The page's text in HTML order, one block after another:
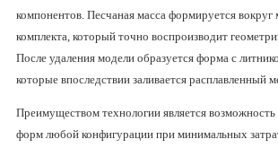
компонентов. Песчаная масса формируется вокруг
комплекта, который точно воспроизводит
После удаления модели образуется форма с
которые впоследствии заливается расплавленный
Преимуществом технологии является
форм любой конфигурации при минимальных